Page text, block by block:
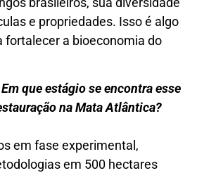
e propriedades. Isso é algo
fortalecer a bioeconomia do
que estágio se encontra esse
na Mata Atlântica?
em fase experimental,
em 500 hectares